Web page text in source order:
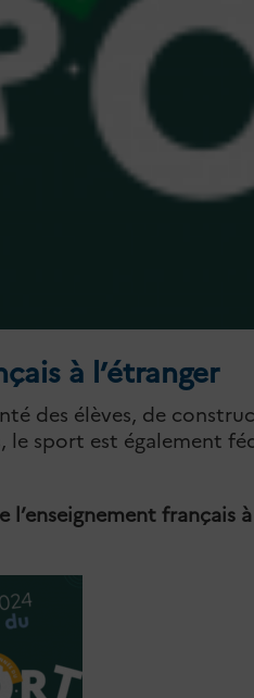
à l’étranger
des élèves, de
sport est également
français